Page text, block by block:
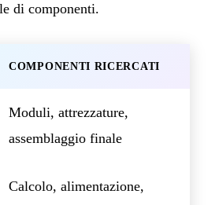
di componenti.
COMPONENTI RICERCATI
Moduli, attrezzature,
assemblaggio finale
Calcolo, alimentazione,